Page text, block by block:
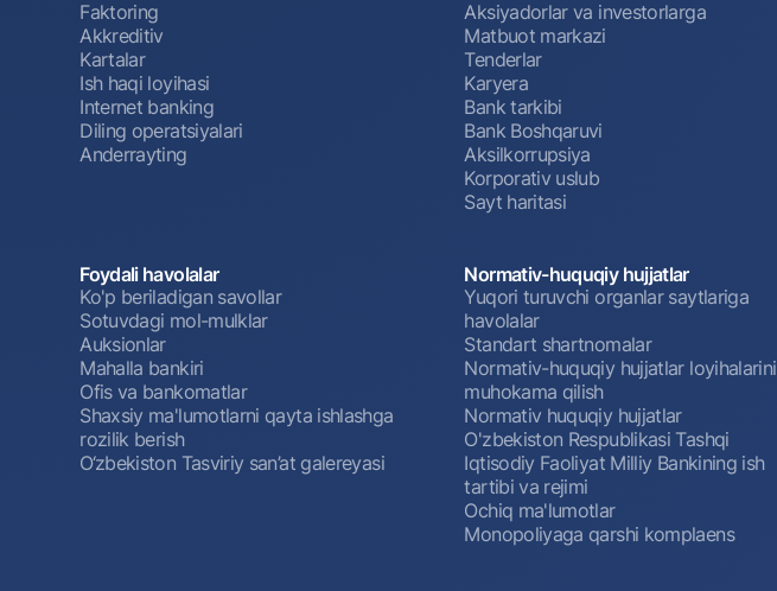
Faktoring
Akkreditiv
Kartalar
Ish haqi loyihasi
Internet banking
Diling operatsiyalari
Anderrayting
Aksiyadorlar va investorlarga
Matbuot markazi
Tenderlar
Karyera
Bank tarkibi
Bank Boshqaruvi
Aksilkorrupsiya
Korporativ uslub
Sayt haritasi
Foydali havolalar
Ko'p beriladigan savollar
Sotuvdagi mol-mulklar
Auksionlar
Mahalla bankiri
Ofis va bankomatlar
Shaxsiy ma'lumotlarni qayta ishlashga
rozilik berish
O‘zbekiston Tasviriy san’at galereyasi
Normativ-huquqiy hujjatlar
Yuqori turuvchi organlar saytlariga
havolalar
Standart shartnomalar
Normativ-huquqiy hujjatlar loyihalarini
muhokama qilish
Normativ huquqiy hujjatlar
O'zbekiston Respublikasi Tashqi
Iqtisodiy Faoliyat Milliy Bankining ish
tartibi va rejimi
Ochiq ma'lumotlar
Monopoliyaga qarshi komplaens